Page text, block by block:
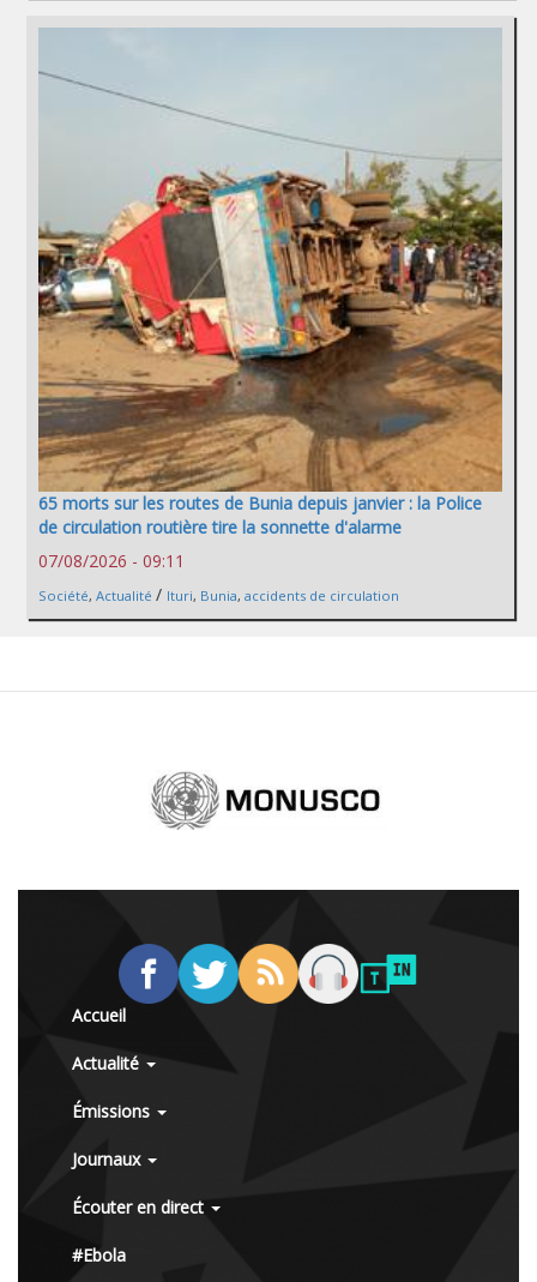
65 morts sur les routes de Bunia depuis janvier : la Police
de circulation routière tire la sonnette d'alarme
07/08/2026 - 09:11
Société, Actualité / Ituri, Bunia, accidents de circulation
Accueil
Actualité
Émissions
Journaux
Écouter en direct
#Ebola